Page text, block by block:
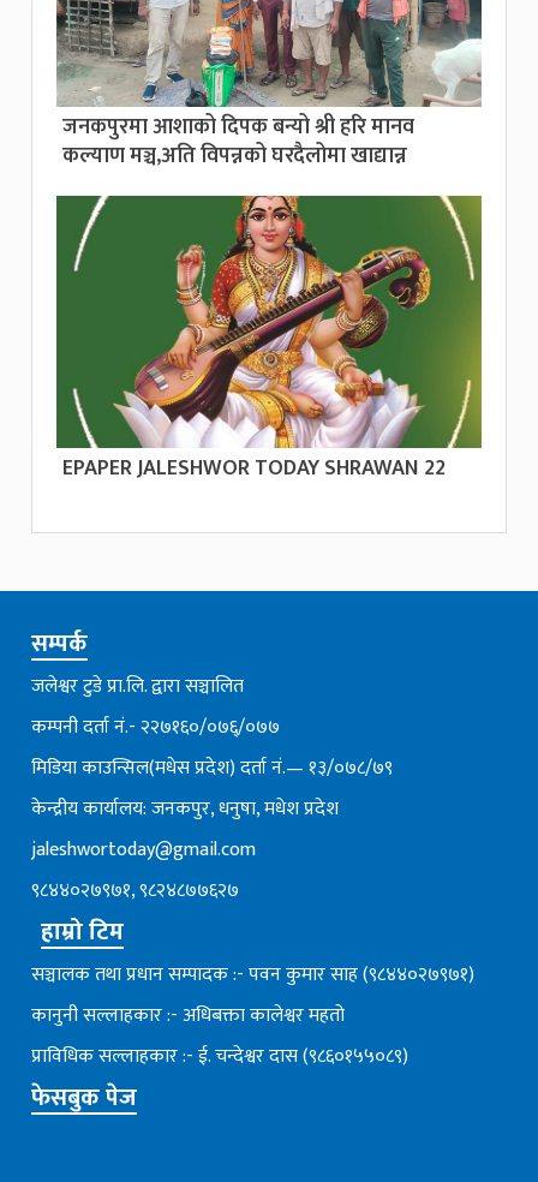
जनकपुरमा आशाको दिपक बन्यो श्री हरि मानव
कल्याण मञ्च,अति विपन्नको घरदैलोमा खाद्यान्न
EPAPER JALESHWOR TODAY SHRAWAN 22
सम्पर्क
जलेश्वर टुडे प्रा.लि. द्वारा सञ्चालित
कम्पनी दर्ता नं.- २२७१६०/०७६्/०७७
मिडिया काउन्सिल(मधेस प्रदेश) दर्ता नं.— १३/०७८/७९
केन्द्रीय कार्यालय: जनकपुर, धनुषा, मधेश प्रदेश
jaleshwortoday@gmail.com
९८४४०२७९७१, ९८२४८७७६२७
हाम्रो टिम
सञ्चालक तथा प्रधान सम्पादक :- पवन कुमार साह (९८४४०२७९७१)
कानुनी सल्लाहकार :- अधिबक्ता कालेश्वर महतो
प्राविधिक सल्लाहकार :- ई. चन्देश्वर दास (९८६०१५५०८९)
फेसबुक पेज